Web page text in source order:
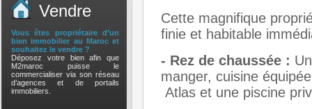
Vendre
Vous êtes propriétaire d’un
bien immobilier au Maroc et
souhaitez le vendre ?
Déposez votre bien afin que
M2maroc puisse le
commercialiser via son réseau
d’agences et de portails
immobiliers.
Cette magnifique
finie et habitable
- Rez de chaussée :
manger, cuisine
Atlas et une piscine